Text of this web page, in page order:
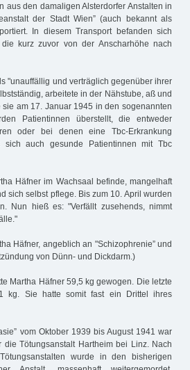
aus den damaligen Alsterdorfer Anstalten in
der Stadt Wien” (auch bekannt als
In diesem Transport befanden sich
kurz zuvor von der Anscharhöhe nach
"unauffällig und verträglich gegenüber ihrer
arbeitete in der Nähstube, aß und
am 17. Januar 1945 in den sogenannten
Patientinnen überstellt, die entweder
oder bei denen eine Tbc-Erkrankung
auch gesunde Patientinnen mit Tbc
Häfner im Wachsaal befinde, mangelhaft
sich selbst pflege. Bis zum 10. April wurden
Nun hieß es: "Verfällt zusehends, nimmt
Häfner, angeblich an "Schizophrenie” und
von Dünn- und Dickdarm.)
Martha Häfner 59,5 kg gewogen. Die letzte
kg. Sie hatte somit fast ein Drittel ihres
vom Oktober 1939 bis August 1941 war
Tötungsanstalt Hartheim bei Linz. Nach
wurde in den bisherigen